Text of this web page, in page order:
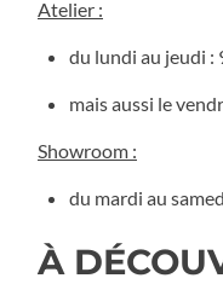
Atelier :
du lundi au jeudi :
mais aussi le
Showroom :
du mardi au
À